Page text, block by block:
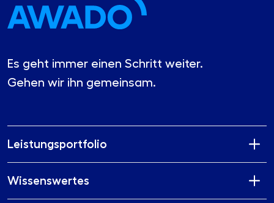
Es geht immer einen Schritt weiter.
Gehen wir ihn gemeinsam.
Leistungsportfolio
Wissenswertes